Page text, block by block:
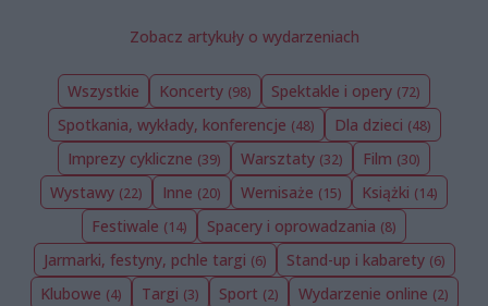
Zobacz artykuły o wydarzeniach
Wszystkie Koncerty (98) Spektakle i opery (72)
Spotkania, wykłady, konferencje (48) Dla dzieci (48)
Imprezy cykliczne (39) Warsztaty (32) Film (30)
Wystawy (22) Inne (20) Wernisaże (15) Książki (14)
Festiwale (14) Spacery i oprowadzania (8)
Jarmarki, festyny, pchle targi (6) Stand-up i kabarety (6)
Klubowe (4) Targi (3) Sport (2) Wydarzenie online (2)